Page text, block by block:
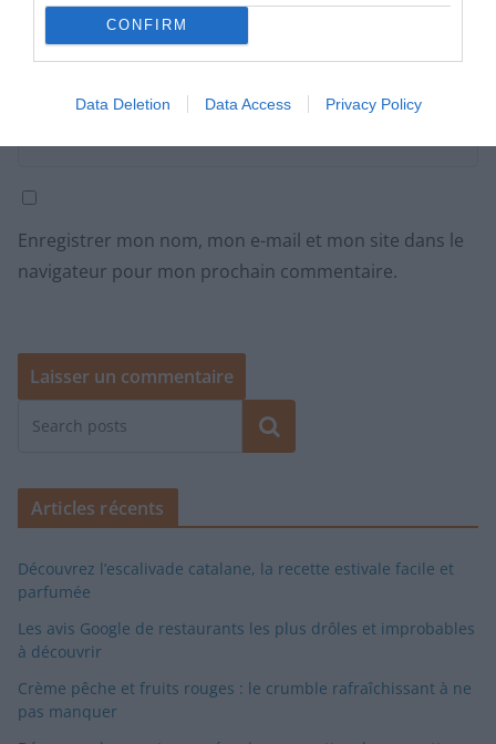
CONFIRM
Data Deletion Data Access Privacy Policy
Enregistrer mon nom, mon e-mail et mon site dans le
navigateur pour mon prochain commentaire.
Rechercher
Articles récents
Découvrez l’escalivade catalane, la recette estivale facile et
parfumée
Les avis Google de restaurants les plus drôles et improbables
à découvrir
Crème pêche et fruits rouges : le crumble rafraîchissant à ne
pas manquer